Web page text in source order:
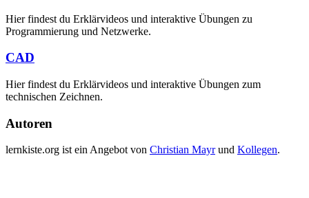
Hier findest du Erklärvideos und interaktive Übungen zu
Programmierung und Netzwerke.
CAD
Hier findest du Erklärvideos und interaktive Übungen zum
technischen Zeichnen.
Autoren
lernkiste.org ist ein Angebot von Christian Mayrund Kollegen.